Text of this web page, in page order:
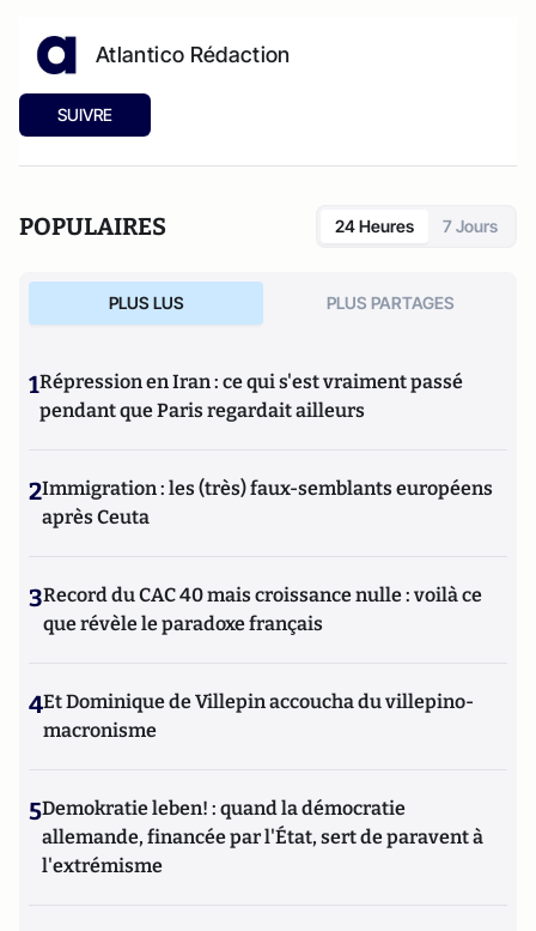
Atlantico Rédaction
SUIVRE
POPULAIRES 24 Heures 7 Jours
PLUS LUS PLUS PARTAGES
1Répression en Iran : ce qui s'est vraiment passé
pendant que Paris regardait ailleurs
2Immigration : les (très) faux-semblants européens
après Ceuta
3Record du CAC 40 mais croissance nulle : voilà ce
que révèle le paradoxe français
4Et Dominique de Villepin accoucha du villepino-
macronisme
5Demokratie leben! : quand la démocratie
allemande, financée par l'État, sert de paravent à
l'extrémisme